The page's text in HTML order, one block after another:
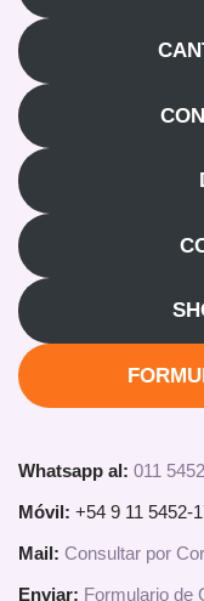
Whatsapp al: 011
Móvil: +54 9 11 5452-
Mail: Consultar por
Enviar: Formulario de